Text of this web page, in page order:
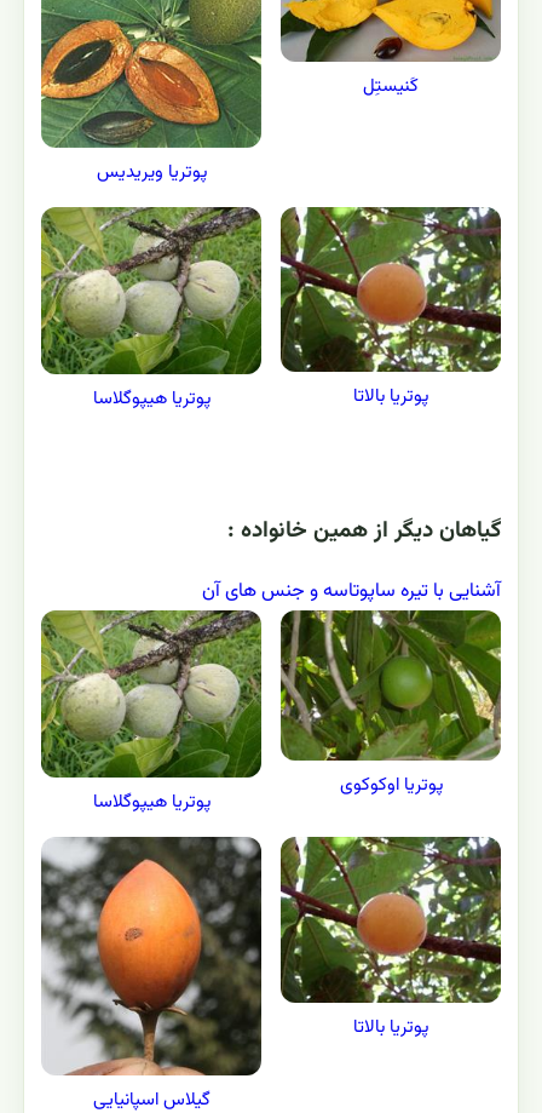
کَنیستِل
پوتریا ویریدیس
پوتریا بالاتا پوتریا هیپوگلاسا
گياهان ديگر از همين خانواده :
آشنایی با تیره ساپوتاسه و جنس های آن
پوتریا اوکوکوی
پوتریا هیپوگلاسا
پوتریا بالاتا
گیلاس اسپانیایی